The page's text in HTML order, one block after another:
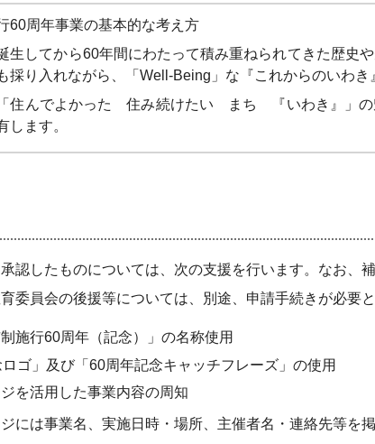
60周年事業の基本的な考え方
生してから60年間にわたって積み重ねられてきた歴史
採り入れながら、「Well-Being」な『これからのいわき
住んでよかった 住み続けたい まち 『いわき』」の
します。
したものについては、次の支援を行います。なお、補
員会の後援等については、別途、申請手続きが必要と
制施行60周年（記念）」の名称使用
ロゴ」及び「60周年記念キャッチフレーズ」の使用
を活用した事業内容の周知
事業名、実施日時・場所、主催者名・連絡先等を掲